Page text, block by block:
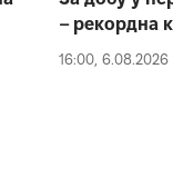
– рекордна
16:00, 6.08.2026